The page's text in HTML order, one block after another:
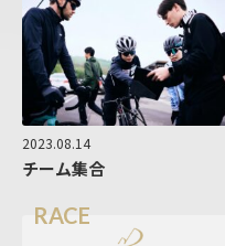
2023.08.14
チーム集合
RACE